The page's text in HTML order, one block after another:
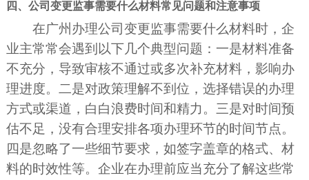
四、公司变更监事需要什么材料常见问题和注意事项
在广州办理公司变更监事需要什么材料时，企
业主常常会遇到以下几个典型问题：一是材料准备
不充分，导致审核不通过或多次补充材料，影响办
理进度。二是对政策理解不到位，选择错误的办理
方式或渠道，白白浪费时间和精力。三是对时间预
估不足，没有合理安排各项办理环节的时间节点。
四是忽略了一些细节要求，如签字盖章的格式、材
料的时效性等。企业在办理前应当充分了解这些常